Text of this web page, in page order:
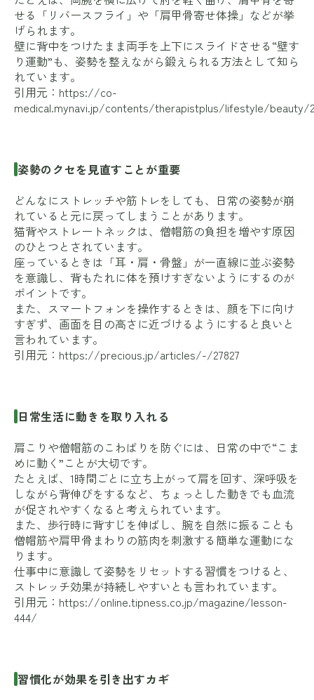
せる「リバースフライ」や「肩甲骨寄せ体操」などが挙
げられます。
壁に背中をつけたまま両手を上下にスライドさせる“壁す
り運動”も、姿勢を整えながら鍛えられる方法として知ら
れています。
引用元： https://co-
medical.mynavi.jp/contents/therapistplus/lifestyle/beauty/
姿勢のクセを見直すことが重要
どんなにストレッチや筋トレをしても、日常の姿勢が崩
れていると元に戻ってしまうことがあります。
猫背やストレートネックは、僧帽筋の負担を増やす原因
のひとつとされています。
座っているときは「耳・肩・骨盤」が一直線に並ぶ姿勢
を意識し、背もたれに体を預けすぎないようにするのが
ポイントです。
また、スマートフォンを操作するときは、顔を下に向け
すぎず、画面を目の高さに近づけるようにすると良いと
言われています。
引用元： https://precious.jp/articles/-/27827
日常生活に動きを取り入れる
肩こりや僧帽筋のこわばりを防ぐには、日常の中で“こま
めに動く”ことが大切です。
たとえば、1時間ごとに立ち上がって肩を回す、深呼吸を
しながら背伸びをするなど、ちょっとした動きでも血流
が促されやすくなると考えられています。
また、歩行時に背すじを伸ばし、腕を自然に振ることも
僧帽筋や肩甲骨まわりの筋肉を刺激する簡単な運動にな
ります。
仕事中に意識して姿勢をリセットする習慣をつけると、
ストレッチ効果が持続しやすいとも言われています。
引用元： https://online.tipness.co.jp/magazine/lesson-
444/
習慣化が効果を引き出すカギ